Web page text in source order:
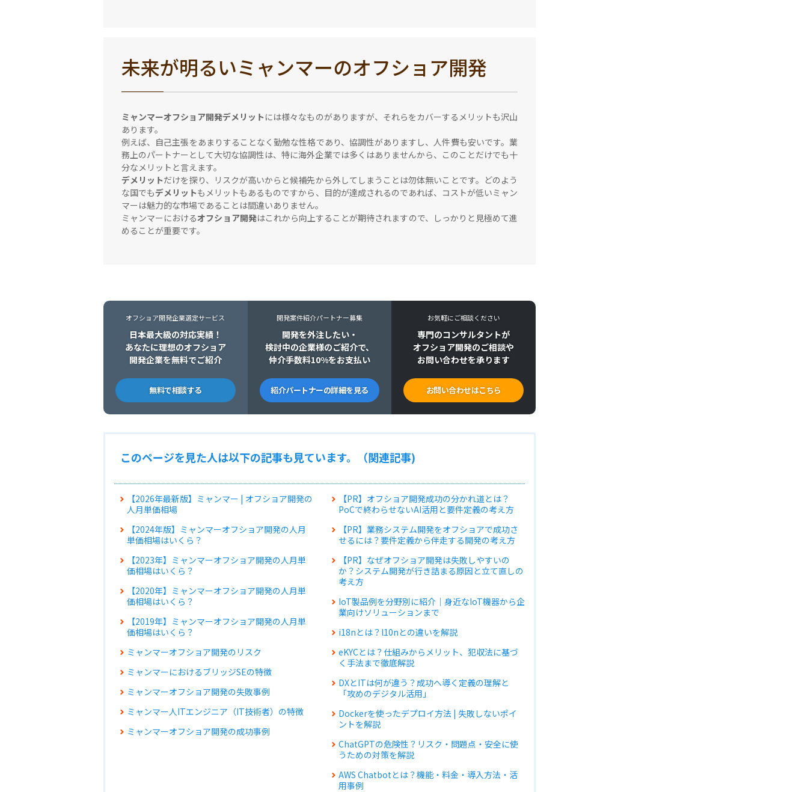
未来が明るいミャンマーのオフショア開発
ミャンマーオフショア開発デメリットには様々なものがありますが、それらをカバーするメリットも沢山
あります。
例えば、自己主張をあまりすることなく勤勉な性格であり、協調性がありますし、人件費も安いです。業
務上のパートナーとして大切な協調性は、特に海外企業では多くはありませんから、このことだけでも十
分なメリットと言えます。
デメリットだけを探り、リスクが高いからと候補先から外してしまうことは勿体無いことです。どのよう
な国でもデメリットもメリットもあるものですから、目的が達成されるのであれば、コストが低いミャン
マーは魅力的な市場であることは間違いありません。
ミャンマーにおけるオフショア開発はこれから向上することが期待されますので、しっかりと見極めて進
めることが重要です。
オフショア開発企業選定サービス
日本最大級の対応実績！
あなたに理想のオフショア
開発企業を無料でご紹介
無料で相談する
開発案件紹介パートナー募集
開発を外注したい・
検討中の企業様のご紹介で、
仲介手数料10%をお支払い
紹介パートナーの詳細を見る
お気軽にご相談ください
専門のコンサルタントが
オフショア開発のご相談や
お問い合わせを承ります
お問い合わせはこちら
このページを見た人は以下の記事も見ています。（関連記事)
【2026年最新版】ミャンマー | オフショア開発の
人月単価相場
【2024年版】ミャンマーオフショア開発の人月
単価相場はいくら？
【2023年】ミャンマーオフショア開発の人月単
価相場はいくら？
【2020年】ミャンマーオフショア開発の人月単
価相場はいくら？
【2019年】ミャンマーオフショア開発の人月単
価相場はいくら？
ミャンマーオフショア開発のリスク
ミャンマーにおけるブリッジSEの特徴
ミャンマーオフショア開発の失敗事例
ミャンマー人ITエンジニア（IT技術者）の特徴
ミャンマーオフショア開発の成功事例
【PR】オフショア開発成功の分かれ道とは？
PoCで終わらせないAI活用と要件定義の考え方
【PR】業務システム開発をオフショアで成功さ
せるには？要件定義から伴走する開発の考え方
【PR】なぜオフショア開発は失敗しやすいの
か？システム開発が行き詰まる原因と立て直しの
考え方
IoT製品例を分野別に紹介｜身近なIoT機器から企
業向けソリューションまで
i18nとは？l10nとの違いを解説
eKYCとは？仕組みからメリット、犯収法に基づ
く手法まで徹底解説
DXとITは何が違う？成功へ導く定義の理解と
「攻めのデジタル活用」
Dockerを使ったデプロイ方法 | 失敗しないポイ
ントを解説
ChatGPTの危険性？リスク・問題点・安全に使
うための対策を解説
AWS Chatbotとは？機能・料金・導入方法・活
用事例